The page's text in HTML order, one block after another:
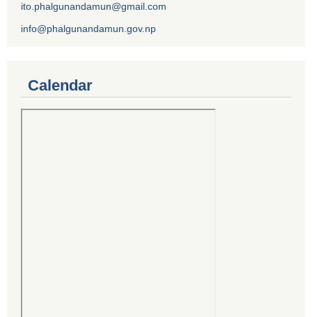
ito.phalgunandamun@gmail.com
info@phalgunandamun.gov.np
Calendar